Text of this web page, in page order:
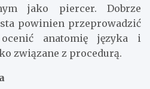
jako piercer. Dobrze
powinien przeprowadzić
anatomię języka i
związane z procedurą.